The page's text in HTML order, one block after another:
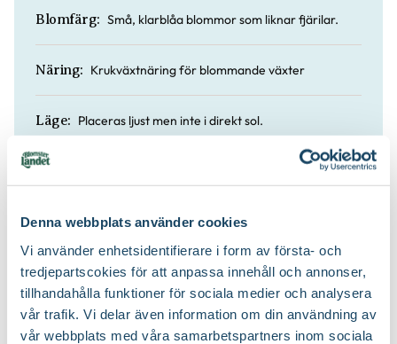
Denna webbplats använder cookies
Vi använder enhetsidentifierare i form av första- och
tredjepartscokies för att anpassa innehåll och annonser,
tillhandahålla funktioner för sociala medier och analysera
vår trafik. Vi delar även information om din användning av
vår webbplats med våra samarbetspartners inom sociala
Blomfärg: Små, klarblåa blommor som liknar fjärilar.
Näring: Krukväxtnäring för blommande växter
Läge: Placeras ljust men inte i direkt sol.
Vatten:
Doft: Nej
Lättskött: Ja
Jordprodukter: Blomjord